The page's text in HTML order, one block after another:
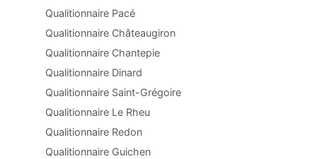
Qualitionnaire Pacé
Qualitionnaire Châteaugiron
Qualitionnaire Chantepie
Qualitionnaire Dinard
Qualitionnaire Saint-Grégoire
Qualitionnaire Le Rheu
Qualitionnaire Redon
Qualitionnaire Guichen